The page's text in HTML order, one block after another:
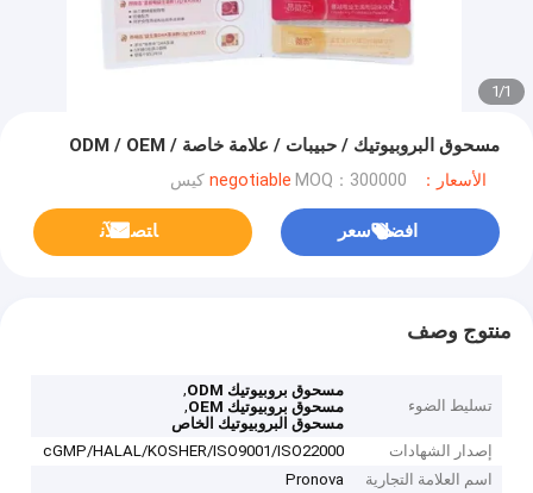
1
/
1
مسحوق البروبيوتيك / حبيبات / علامة خاصة / ODM / OEM
الأسعار：negotiable MOQ：300000 كيس
افضل سعر ﺎﺘﺼﻟ ﺍﻶﻧ
منتوج وصف
تسليط الضوء
مسحوق بروبيوتيك ODM
,
مسحوق بروبيوتيك OEM
,
مسحوق البروبيوتيك الخاص
إصدار الشهادات
cGMP/HALAL/KOSHER/ISO9001/ISO22000
اسم العلامة التجارية
Pronova